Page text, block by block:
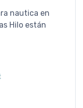
nautica en
Hilo están